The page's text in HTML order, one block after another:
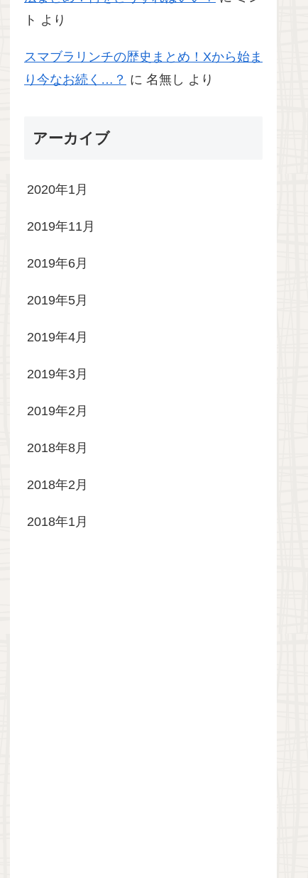
ト より
スマブラリンチの歴史まとめ！Xから始ま
り今なお続く…？ に 名無し より
アーカイブ
2020年1月
2019年11月
2019年6月
2019年5月
2019年4月
2019年3月
2019年2月
2018年8月
2018年2月
2018年1月